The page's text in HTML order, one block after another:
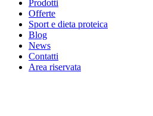
Prodotti
Offerte
Sport e dieta proteica
Blog
News
Contatti
Area riservata